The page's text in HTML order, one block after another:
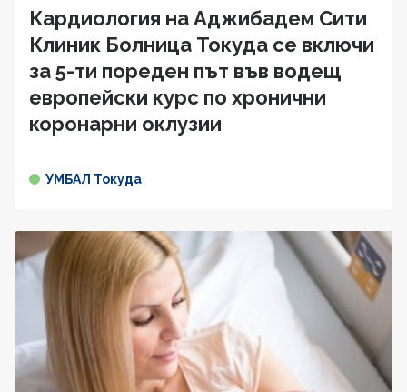
Кардиология на Аджибадем Сити
Клиник Болница Токуда се включи
за 5-ти пореден път във водещ
европейски курс по хронични
коронарни оклузии
УМБАЛ Токуда